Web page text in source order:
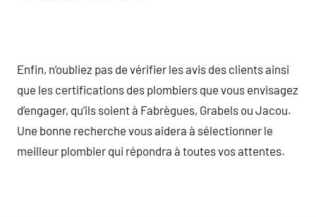
Enfin, n’oubliez pas de vérifier les avis des clients ainsi
que les certifications des plombiers que vous envisagez
d’engager, qu’ils soient à Fabrègues, Grabels ou Jacou.
Une bonne recherche vous aidera à sélectionner le
meilleur plombier qui répondra à toutes vos attentes.